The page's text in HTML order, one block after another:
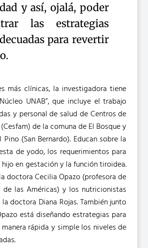
y así, ojalá, poder
las estrategias
para revertir
más clínicas, la investigadora tiene
UNAB”, que incluye el trabajo
y personal de salud de Centros de
de la comuna de El Bosque y
(San Bernardo). Educan sobre la
de yodo, los requerimientos para
en gestación y la función tiroidea.
doctora Cecilia Opazo (profesora de
de las Américas) y los nutricionistas
doctora Diana Rojas. También junto
está diseñando estrategias para
rápida y simple los niveles de